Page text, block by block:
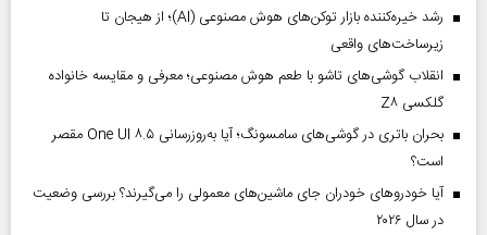
رشد خیره‌کننده بازار توکن‌های هوش مصنوعی (AI)؛ از هیجان تا
زیرساخت‌های واقعی
انقلاب گوشی‌های تاشو‌ با طعم هوش مصنوعی؛ معرفی و مقایسه خانواده
گلکسی Z۸
بحران باتری در گوشی‌های سامسونگ؛ آیا به‌روزرسانی One UI ۸.۵ مقصر
است؟
آیا خودروهای خودران جای ماشین‌های معمولی را می‌گیرند؟ بررسی وضعیت
در سال ۲۰۲۶